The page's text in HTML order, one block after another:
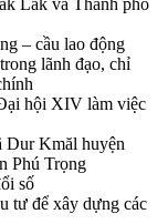
Lắk và Thành phố
– cầu lao động
lãnh đạo, chỉ
hội XIV làm việc
Dur Kmăl huyện
Phú Trọng
số
tư để xây dựng các